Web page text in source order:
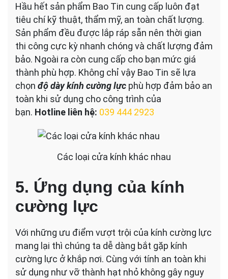
Hầu hết sản phẩm Bao Tin cung cấp luôn đạt
tiêu chí kỹ thuật, thẩm mỹ, an toàn chất lượng.
Sản phẩm đều được lắp ráp sẵn nên thời gian
thi công cực kỳ nhanh chóng và chất lượng đảm
bảo. Ngoài ra còn cung cấp cho bạn mức giá
thành phù hợp. Không chỉ vậy Bao Tin sẽ lựa
chọn độ dày kính cường lực phù hợp đảm bảo an
toàn khi sử dụng cho công trình của
bạn. Hotline liên hệ: 039 444 2923
Các loại cửa kính khác nhau
5. Ứng dụng của kính
cường lực
Với những ưu điểm vượt trội của kính cường lực
mang lại thì chúng ta dễ dàng bắt gặp kính
cường lực ở khắp nơi. Cùng với tính an toàn khi
sử dụng như vỡ thành hạt nhỏ không gây nguy